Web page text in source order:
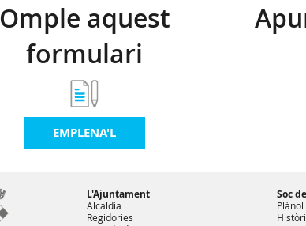
Omple aquest
formulari
EMPLENA'L
L'Ajuntament
Alcaldia
Regidories
Soc